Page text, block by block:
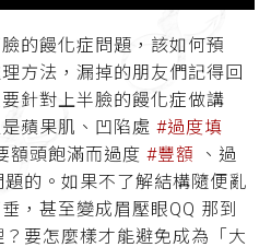
的饅化症問題，該如何預
方法，漏掉的朋友們記得回
針對上半臉的饅化症做講
蘋果肌、凹陷處 #過度填
額頭飽滿而過度 #豐額
、過
的。如果不了解結構隨便亂
，甚至變成眉壓眼QQ 那到
？要怎麼樣才能避免成為「大